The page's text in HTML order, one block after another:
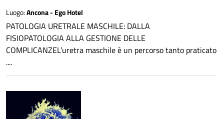
Luogo:Ancona - Ego Hotel
PATOLOGIA URETRALE MASCHILE: DALLA
FISIOPATOLOGIA ALLA GESTIONE DELLE
COMPLICANZEL’uretra maschile è un percorso tanto praticato
....